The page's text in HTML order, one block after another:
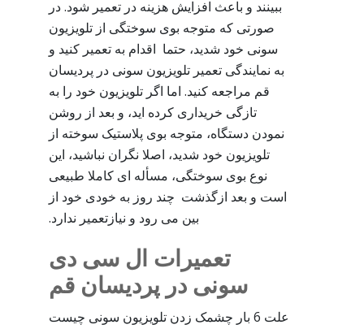
ببینند و باعث افزایش هزینه در تعمیر شود. در
صورتی که متوجه بوی سوختگی از تلویزیون
سونی خود شدید، حتما اقدام به تعمیر کنید و
به نمایندگی تعمیر تلویزیون سونی در پردیسان
قم مراجعه کنید. اما اگر تلویزیون خود را به
تازگی خریداری کرده اید، و بعد از روشن
نمودن دستگاه، متوجه بوی پلاستیک سوخته از
تلویزیون خود شدید، اصلا نگران نباشید، این
نوع بوی سوختگی، مسأله ای کاملا طبیعی
است و بعد ازگذشت چند روز به خودی خود از
بین می رود و نیازتعمیر ندارد.
تعمیرات ال سی دی
سونی در پردیسان قم
علت 6 بار چشمک زدن تلویزیون سونی چیست